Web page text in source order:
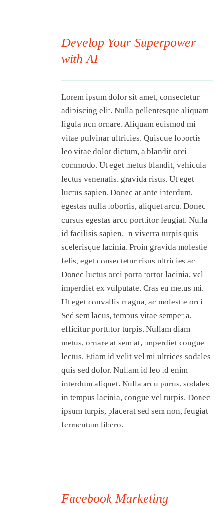
Develop Your Superpower
with AI
Lorem ipsum dolor sit amet, consectetur
adipiscing elit. Nulla pellentesque aliquam
ligula non ornare. Aliquam euismod mi
vitae pulvinar ultricies. Quisque lobortis
leo vitae dolor dictum, a blandit orci
commodo. Ut eget metus blandit, vehicula
lectus venenatis, gravida risus. Ut eget
luctus sapien. Donec at ante interdum,
egestas nulla lobortis, aliquet arcu. Donec
cursus egestas arcu porttitor feugiat. Nulla
id facilisis sapien. In viverra turpis quis
scelerisque lacinia. Proin gravida molestie
felis, eget consectetur risus ultricies ac.
Donec luctus orci porta tortor lacinia, vel
imperdiet ex vulputate. Cras eu metus mi.
Ut eget convallis magna, ac molestie orci.
Sed sem lacus, tempus vitae semper a,
efficitur porttitor turpis. Nullam diam
metus, ornare at sem at, imperdiet congue
lectus. Etiam id velit vel mi ultrices sodales
quis sed dolor. Nullam id leo id enim
interdum aliquet. Nulla arcu purus, sodales
in tempus lacinia, congue vel turpis. Donec
ipsum turpis, placerat sed sem non, feugiat
fermentum libero.
Facebook Marketing